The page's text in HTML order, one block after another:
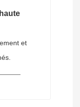
et